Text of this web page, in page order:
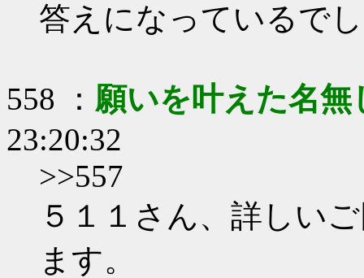
答えになっているで
558 ： 願いを叶えた名無
23:20:32
>>557
５１１さん、詳しい
ます。